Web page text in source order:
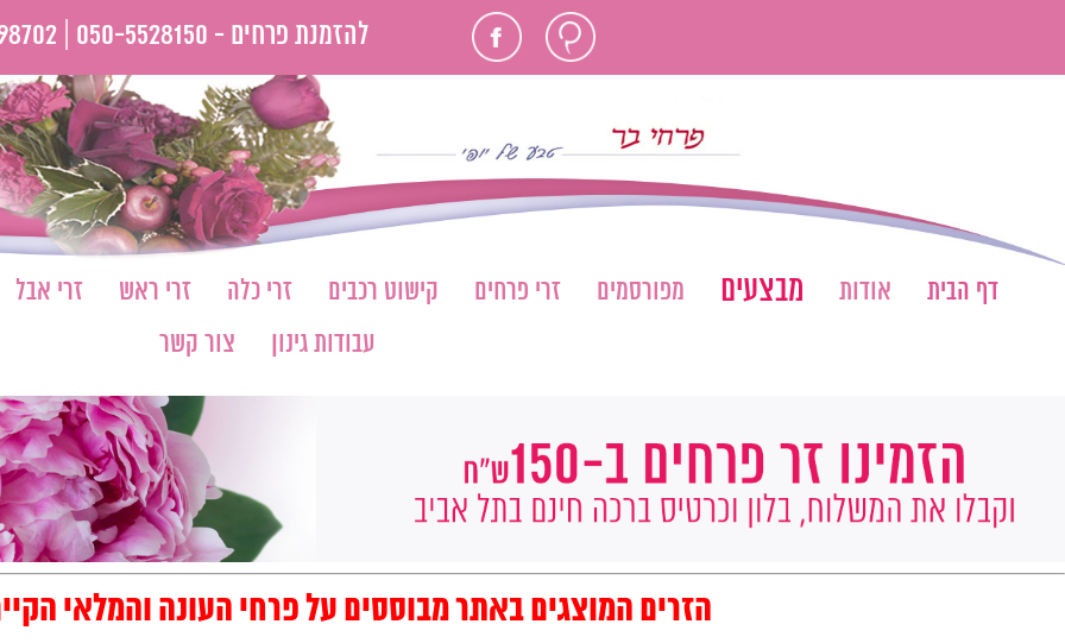
חוות
דעת
פייסבוק להזמנת פרחים - 050-5528150 |
דף הבית אודות מבצעים מפורסמים זרי פרחים קישוט רכבים זרי כלה זרי ראש
זרי אבל
עבודות גינון
צור קשר
הזרים המוצגים באתר מבוססים על פרחי העונה והמלאי